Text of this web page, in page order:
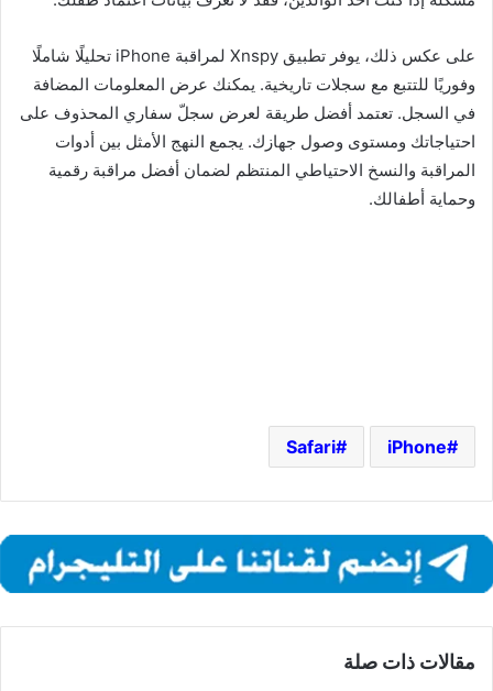
على عكس ذلك، يوفر تطبيق Xnspy لمراقبة iPhone تحليلًا شاملًا
وفوريًا للتتبع مع سجلات تاريخية. يمكنك عرض المعلومات المضافة
في السجل. تعتمد أفضل طريقة لعرض سجلّ سفاري المحذوف على
احتياجاتك ومستوى وصول جهازك. يجمع النهج الأمثل بين أدوات
المراقبة والنسخ الاحتياطي المنتظم لضمان أفضل مراقبة رقمية
وحماية أطفالك.
iPhone
Safari
مقالات ذات صلة